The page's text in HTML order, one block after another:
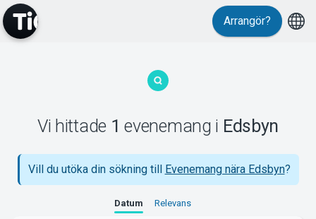
MyTickster
Support
Arrangör?
Vi hittade 1 evenemang i Edsbyn
Vill du utöka din sökning till Evenemang nära Edsbyn?
Datum Relevans